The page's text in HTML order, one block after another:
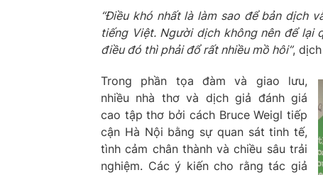
“Điều khó nhất là làm sao để bản dịch
tiếng Việt. Người dịch không nên để lại
điều đó thì phải đổ rất nhiều mồ hôi”,
Trong phần tọa đàm và giao lưu,
nhiều nhà thơ và dịch giả đánh giá
cao tập thơ bởi cách Bruce Weigl tiếp
cận Hà Nội bằng sự quan sát tinh tế,
tình cảm chân thành và chiều sâu trải
nghiệm. Các ý kiến cho rằng tác giả